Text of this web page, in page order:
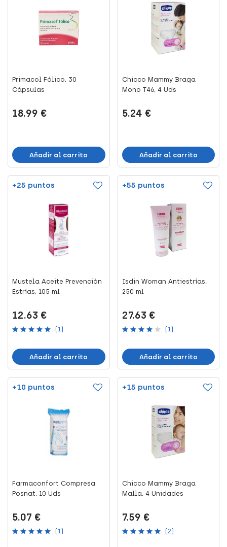
Primacol Fólico, 30
Cápsulas
18.99 €
Añadir al carrito
Chicco Mammy Braga
Mono T46, 4 Uds
5.24 €
Añadir al carrito
+25 puntos
Mustela Aceite Prevención
Estrías, 105 ml
12.63 €
(1)
Añadir al carrito
+55 puntos
Isdin Woman Antiestrías,
250 ml
27.63 €
(1)
Añadir al carrito
+10 puntos
Farmaconfort Compresa
Posnat, 10 Uds
5.07 €
(1)
+15 puntos
Chicco Mammy Braga
Malla, 4 Unidades
7.59 €
(2)